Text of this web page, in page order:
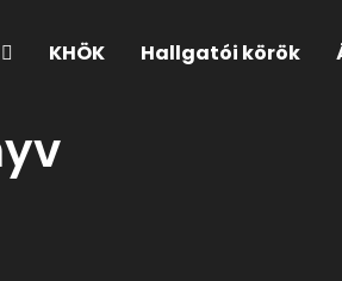
KHÖK Hallgatói körök